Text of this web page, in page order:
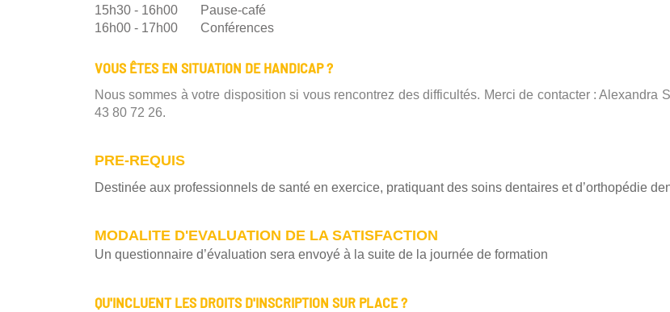
15h30 - 16h00 Pause-café
16h00 - 17h00 Conférences
VOUS ÊTES EN SITUATION DE HANDICAP ?
Nous sommes à votre disposition si vous rencontrez des difficultés. Merci de contacter : Alexandra
43 80 72 26.
PRE-REQUIS
Destinée aux professionnels de santé en exercice, pratiquant des soins dentaires et d’orthopédie
MODALITE D'EVALUATION DE LA SATISFACTION
Un questionnaire d’évaluation sera envoyé à la suite de la journée de formation
QU'INCLUENT LES DROITS D'INSCRIPTION SUR PLACE ?